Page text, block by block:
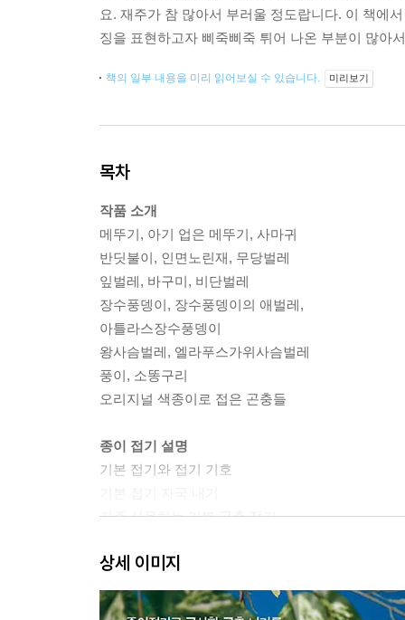
요. 재주가 참 많아서 부러울 정도랍니다. 이 책에
징을 표현하고자 삐죽삐죽 튀어 나온 부분이 많아
책의 일부 내용을 미리 읽어보실 수 있습니다. 미리보기
목차
작품 소개
메뚜기, 아기 업은 메뚜기, 사마귀
반딧불이, 인면노린재, 무당벌레
잎벌레, 바구미, 비단벌레
장수풍뎅이, 장수풍뎅이의 애벌레,
아틀라스장수풍뎅이
왕사슴벌레, 엘라푸스가위사슴벌레
풍이, 소똥구리
오리지널 색종이로 접은 곤충들
종이 접기 설명
기본 접기와 접기 기호
자주 사용하는 기본 곤충 접기
장수풍뎅이의 애벌레
사마귀
잠자리
상세 이미지